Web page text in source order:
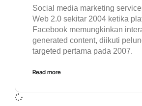
Social media marketing
Web 2.0 sekitar 2004 ketika
Facebook memungkinkan
generated content, diikuti
targeted pertama pada 2007.
Read more